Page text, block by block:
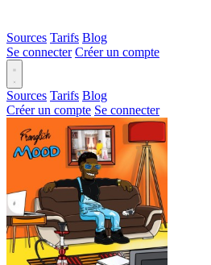
Sources Tarifs Blog
Se connecter Créer un compte
Sources Tarifs Blog
Créer un compte Se connecter